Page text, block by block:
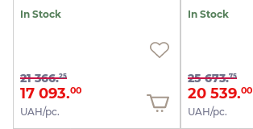
In Stock
21 366.25
17 093.00
UAH/pc.
In Stock
25 673.75
20 539.00
UAH/pc.